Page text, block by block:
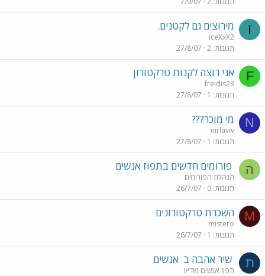
I מירוצים גם לקטנים.
iceXxX2
תגובות 2
27/8/07
F אני רוצה לקנות טרקטורון
freidis23
תגובות 1
27/8/07
N מי מוכר???
nirlaviv
תגובות 1
27/8/07
ה פורומים חדשים בתפוז אנשים
הנהלת הפורומים
תגובות 0
26/7/07
M השכרת טרקטורונים
mistero
תגובות 1
26/7/07
ת שיר אהבה ב אנשים
תפוז אנשים מודיע